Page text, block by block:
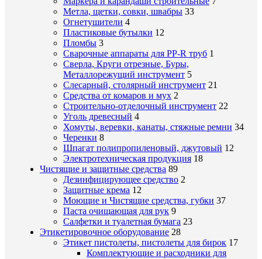
Метла, щетки, совки, швабры 33
Огнетушители 4
Пластиковые бутылки 12
Пломбы 3
Сварочные аппараты для PP-R труб 1
Сверла, Круги отрезные, Буры,
Металлорежущий инструмент 5
Слесарный, столярный инструмент 21
Средства от комаров и мух 2
Строительно-отделочный инструмент 22
Уголь древесный 4
Хомуты, веревки, канаты, стяжные ремни 34
Черенки 8
Шпагат полипропиленовый, джутовый 12
Электротехническая продукция 18
Чистящие и защитные средства 89
Дезинфицирующее средство 2
Защитные крема 12
Моющие и Чистящие средства, губки 37
Паста очищающая для рук 9
Салфетки и туалетная бумага 23
Этикетировочное оборудование 28
Этикет пистолеты, пистолеты для бирок 17
Комплектующие и расходники для